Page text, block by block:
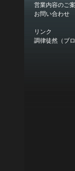
営業内容のご
お問い合わせ
リンク
調律徒然（ブロ